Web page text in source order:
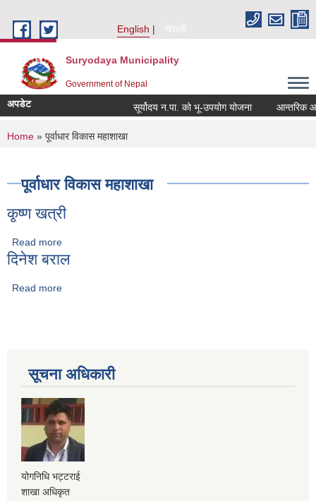
English
नेपाली
Suryodaya Municipality
Government of Nepal
अपडेट सूर्योदय न.पा. को भू-उपयोग योजना आन्तरिक आय
You are here
Home » पूर्वाधार विकास महाशाखा
पूर्वाधार विकास महाशाखा
कृ्ष्ण खत्री
Read more
दिनेश बराल
Read more
सूचना अधिकारी
योगनिधि भट्टराई
शाखा अधिकृत